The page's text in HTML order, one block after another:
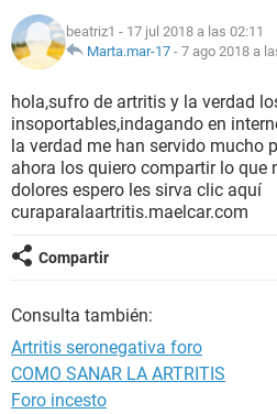
NUTRICIÓN
BIENESTAR
SEXUALIDAD
GLOSARIO
beatriz1 - 17 jul 2018 a las 02:11
Marta.mar-17 - 7 ago 2018 a
hola,sufro de artritis y la verdad
insoportables,indagando en
la verdad me han servido mucho
ahora los quiero compartir lo que
dolores espero les sirva clic aquí
curaparalaartritis.maelcar.com
Compartir
Consulta también:
Artritis seronegativa foro
COMO SANAR LA ARTRITIS
Foro incesto